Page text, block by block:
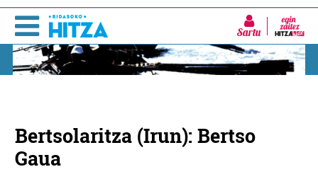
Sartu
Bertsolaritza (Irun): Bertso
Gaua